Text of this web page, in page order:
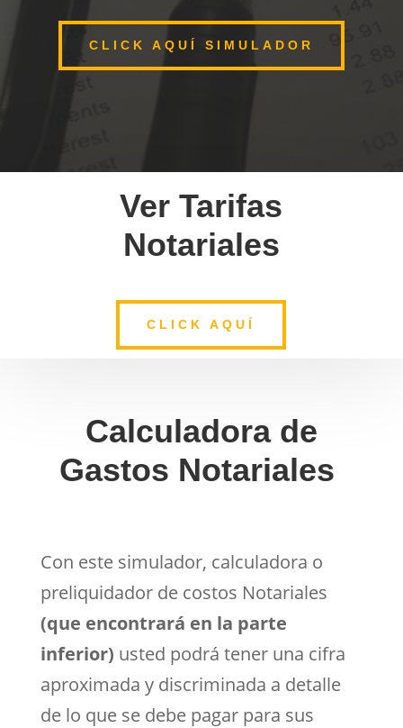
CLICK AQUÍ SIMULADOR
Ver Tarifas
Notariales
CLICK AQUÍ
Calculadora de
Gastos Notariales
Con este simulador, calculadora o
preliquidador de costos Notariales
(que encontrará en la parte
inferior) usted podrá tener una cifra
aproximada y discriminada a detalle
de lo que se debe pagar para sus